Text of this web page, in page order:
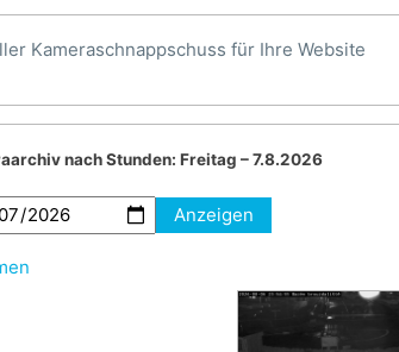
Kameraschnappschuss für Ihre Website
nach Stunden: Freitag – 7.8.2026
Anzeigen